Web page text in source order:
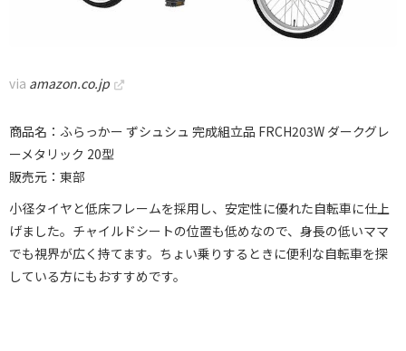
via amazon.co.jp
商品名：ふらっかー ずシュシュ 完成組立品 FRCH203W ダークグレ
ーメタリック 20型
販売元：東部
小径タイヤと低床フレームを採用し、安定性に優れた自転車に仕上
げました。チャイルドシートの位置も低めなので、身長の低いママ
でも視界が広く持てます。ちょい乗りするときに便利な自転車を探
している方にもおすすめです。